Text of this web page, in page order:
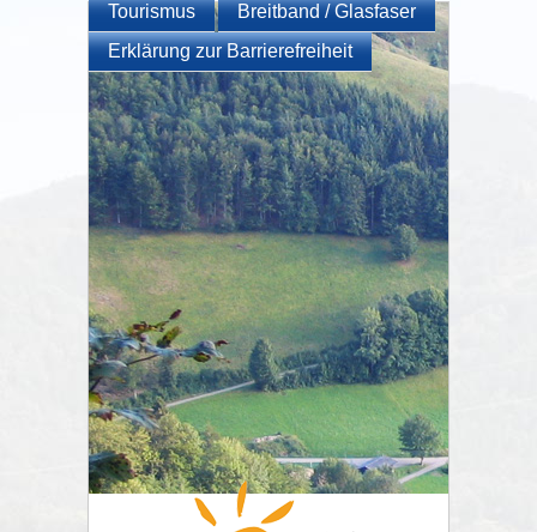
Tourismus
Breitband / Glasfaser
Erklärung zur Barrierefreiheit